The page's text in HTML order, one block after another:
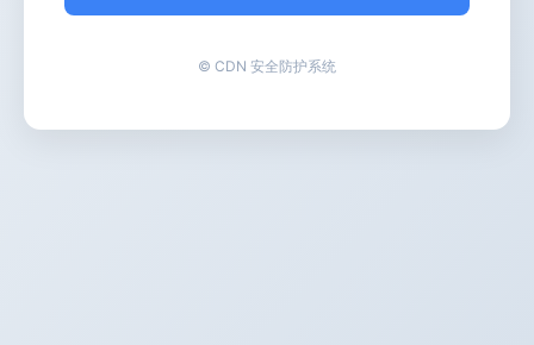
© CDN 安全防护系统